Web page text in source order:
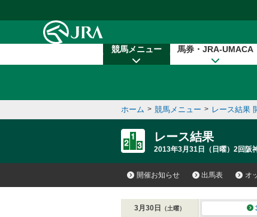
競馬メニュー 馬券・JRA-UMACA
ホーム > 競馬メニュー > レース結果
レース結果
2013年3月31日（日曜）2回阪
開催お知らせ 出馬表 オ
3月30日 （土曜）